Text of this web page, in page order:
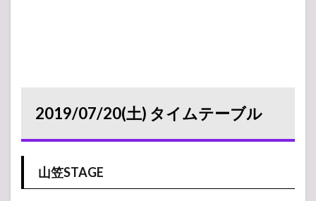
2019/07/20(土) タイムテーブル
山笠STAGE